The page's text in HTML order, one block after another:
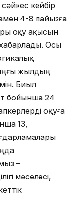
кейбір
4-8 пайызға
оқу ақысын
хабарлады. Осы
жылдың
Биыл
бойынша 24
оқуға
13,
–
мәселесі,